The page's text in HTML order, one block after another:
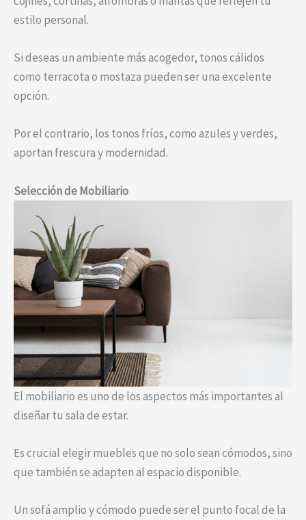
estilo personal.
Si deseas un ambiente más acogedor, tonos cálidos
como terracota o mostaza pueden ser una excelente
opción.
Por el contrario, los tonos fríos, como azules y verdes,
aportan frescura y modernidad.
Selección de Mobiliario
El mobiliario es uno de los aspectos más importantes al
diseñar tu sala de estar.
Es crucial elegir muebles que no solo sean cómodos, sino
que también se adapten al espacio disponible.
Un sofá amplio y cómodo puede ser el punto focal de la